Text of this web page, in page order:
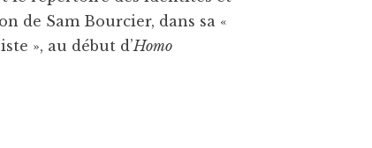
de Sam Bourcier, dans sa «
», au début d’Homo